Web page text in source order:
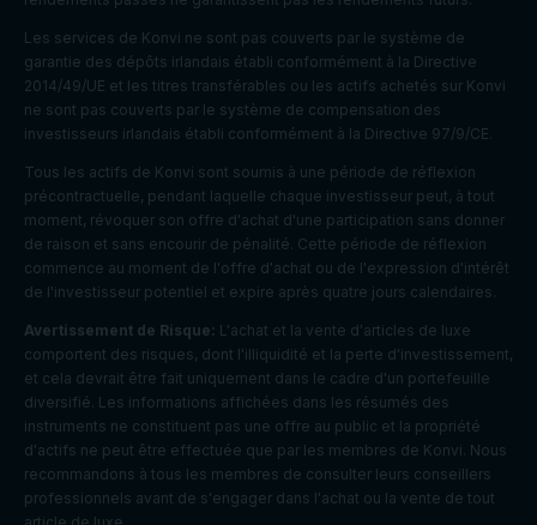
Les services de Konvi ne sont pas couverts par le système de
garantie des dépôts irlandais établi conformément à la Directive
2014/49/UE et les titres transférables ou les actifs achetés sur Konvi
ne sont pas couverts par le système de compensation des
investisseurs irlandais établi conformément à la Directive 97/9/CE.
Tous les actifs de Konvi sont soumis à une période de réflexion
précontractuelle, pendant laquelle chaque investisseur peut, à tout
moment, révoquer son offre d'achat d'une participation sans donner
de raison et sans encourir de pénalité. Cette période de réflexion
commence au moment de l'offre d'achat ou de l'expression d'intérêt
de l'investisseur potentiel et expire après quatre jours calendaires.
Avertissement de Risque: L'achat et la vente d'articles de luxe
comportent des risques, dont l'illiquidité et la perte d'investissement,
et cela devrait être fait uniquement dans le cadre d'un portefeuille
diversifié. Les informations affichées dans les résumés des
instruments ne constituent pas une offre au public et la propriété
d'actifs ne peut être effectuée que par les membres de Konvi. Nous
recommandons à tous les membres de consulter leurs conseillers
professionnels avant de s'engager dans l'achat ou la vente de tout